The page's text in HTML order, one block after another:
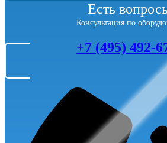
Есть
Консультация по
+7 (495) 492-